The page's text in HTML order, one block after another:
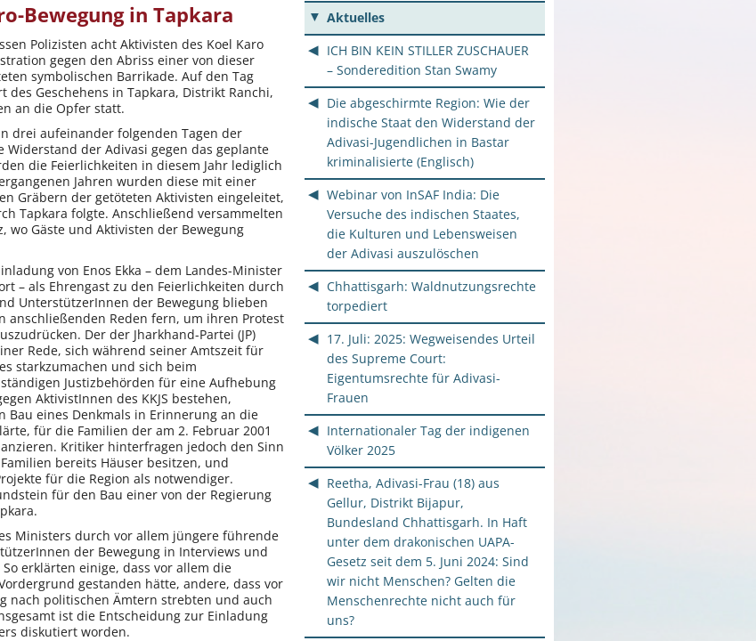
GAROS SANTALS ORAONS MUNDAS HOS
Bewegung in Tapkara
Polizisten acht Aktivisten des Koel Karo
gegen den Abriss einer von dieser
symbolischen Barrikade. Auf den Tag
Geschehens in Tapkara, Distrikt Ranchi,
an die Opfer statt.
drei aufeinander folgenden Tagen der
der Adivasi gegen das geplante
die Feierlichkeiten in diesem Jahr lediglich
Jahren wurden diese mit einer
Gräbern der getöteten Aktivisten eingeleitet,
Tapkara folgte. Anschließend versammelten
Gäste und Aktivisten der Bewegung
von Enos Ekka – dem Landes-Minister
– als Ehrengast zu den Feierlichkeiten durch
UnterstützerInnen der Bewegung blieben
anschließenden Reden fern, um ihren Protest
Der der Jharkhand-Partei (JP)
Rede, sich während seiner Amtszeit für
starkzumachen und sich beim
Justizbehörden für eine Aufhebung
AktivistInnen des KKJS bestehen,
Bau eines Denkmals in Erinnerung an die
für die Familien der am 2. Februar 2001
Kritiker hinterfragen jedoch den Sinn
bereits Häuser besitzen, und
für die Region als notwendiger.
für den Bau einer von der Regierung
Ministers durch vor allem jüngere führende
der Bewegung in Interviews und
erklärten einige, dass vor allem die
gestanden hätte, andere, dass vor
nach politischen Ämtern strebten und auch
ist die Entscheidung zur Einladung
diskutiert worden.
Aktuelles
ICH BIN KEIN STILLER ZUSCHAUER
– Sonderedition Stan Swamy
Die abgeschirmte Region: Wie der
indische Staat den Widerstand der
Adivasi-Jugendlichen in Bastar
kriminalisierte (Englisch)
Webinar von InSAF India: Die
Versuche des indischen Staates,
die Kulturen und Lebensweisen
der Adivasi auszulöschen
Chhattisgarh: Waldnutzungsrechte
torpediert
17. Juli: 2025: Wegweisendes Urteil
des Supreme Court:
Eigentumsrechte für Adivasi-
Frauen
Internationaler Tag der indigenen
Völker 2025
Reetha, Adivasi-Frau (18) aus
Gellur, Distrikt Bijapur,
Bundesland Chhattisgarh. In Haft
unter dem drakonischen UAPA-
Gesetz seit dem 5. Juni 2024: Sind
wir nicht Menschen? Gelten die
Menschenrechte nicht auch für
uns?